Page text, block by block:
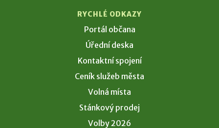
RYCHLÉ ODKAZY
Portál občana
Úřední deska
Kontaktní spojení
Ceník služeb města
Volná místa
Stánkový prodej
Volby 2026